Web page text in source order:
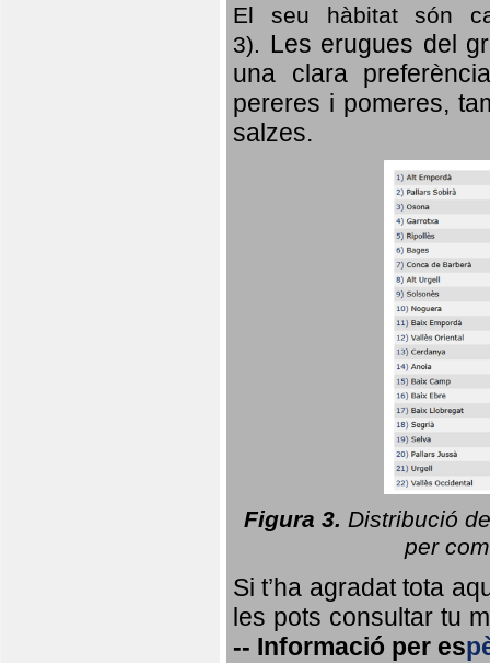
El seu hàbitat són
3). Les erugues del
una clara
pereres i pomeres,
salzes.
Figura 3. Distribució
per
Si t’ha agradat tota
les pots consultar tu
-- Informació per es